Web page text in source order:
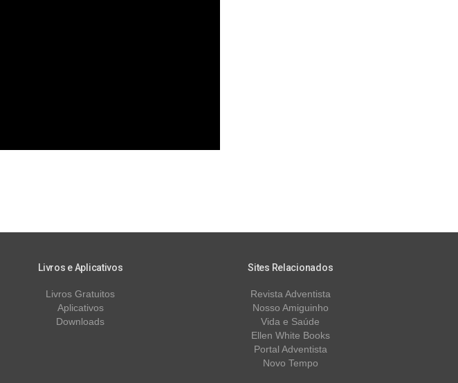
Livros e Aplicativos
Livros Gratuitos
Aplicativos
Downloads
Sites Relacionados
Revista Adventista
Nosso Amiguinho
Vida e Saúde
Ellen White Books
Portal Adventista
Novo Tempo